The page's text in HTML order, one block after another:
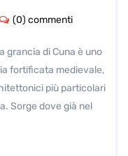
(0) commenti
grancia di Cuna è uno
fortificata medievale,
più particolari
Sorge dove già nel